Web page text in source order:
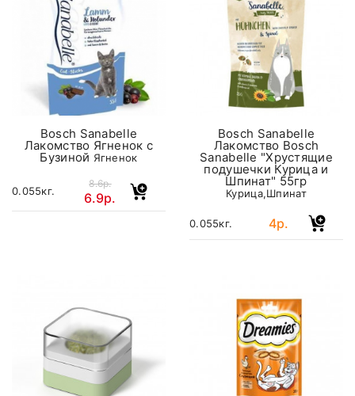
Bosch Sanabelle
Лакомство Ягненок с
Бузиной Ягненок
0.055кг.
8.6р.
6.9р.
Bosch Sanabelle
Лакомство Bosch
Sanabelle "Хрустящие
подушечки Курица и
Шпинат" 55гр
Курица,Шпинат
0.055кг. 4р.